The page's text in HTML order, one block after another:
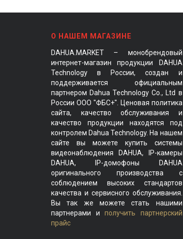
О НАШЕМ МАГАЗИНЕ
DAHUA.MARKET – монобрендовый
интернет-магазин продукции DAHUA
Technology в России, создан и
поддерживается официальным
партнером Dahua Technology Co., Ltd в
России ООО "ФБС+". Ценовая политика
сайта, качество обслуживания и
качество продукции находятся под
контролем Dahua Technology. На нашем
сайте вы можете купить системы
видеонаблюдения DAHUA, IP-камеры
DAHUA, IP-домофоны DAHUA
оригинального производства с
соблюдением высоких стандартов
качества и сервисного обслуживания.
Вы так же можете стать нашими
партнерами и получить партнерский
прайс